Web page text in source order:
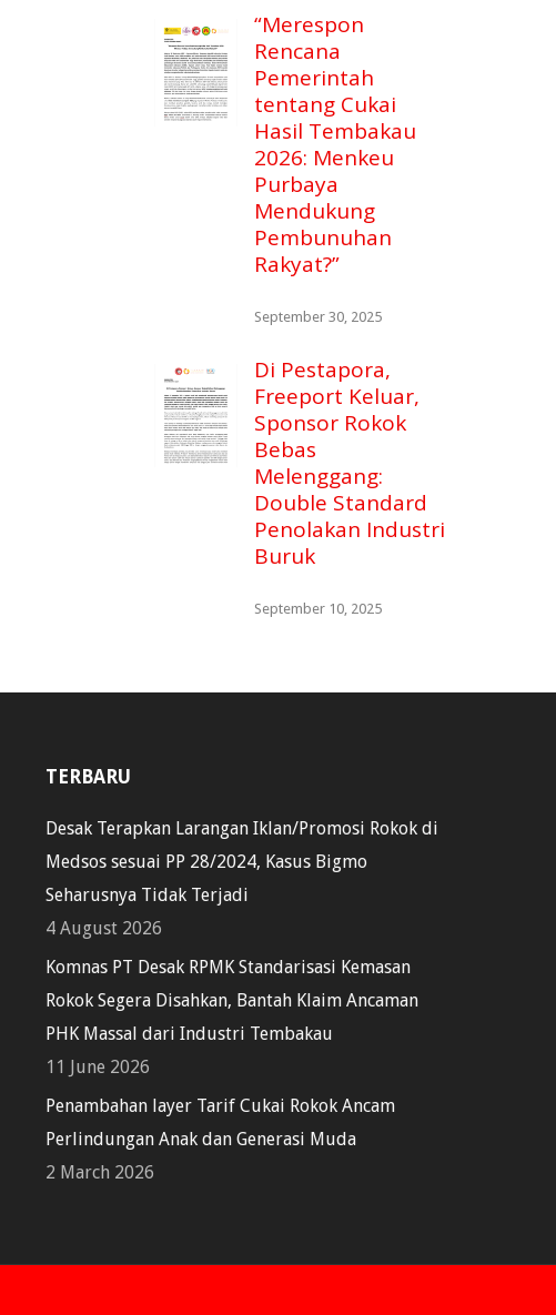
“Merespon
Rencana
Pemerintah
tentang Cukai
Hasil Tembakau
2026: Menkeu
Purbaya
Mendukung
Pembunuhan
Rakyat?”
September 30, 2025
Di Pestapora,
Freeport Keluar,
Sponsor Rokok
Bebas
Melenggang:
Double Standard
Penolakan Industri
Buruk
September 10, 2025
TERBARU
Desak Terapkan Larangan Iklan/Promosi Rokok di
Medsos sesuai PP 28/2024, Kasus Bigmo
Seharusnya Tidak Terjadi
4 August 2026
Komnas PT Desak RPMK Standarisasi Kemasan
Rokok Segera Disahkan, Bantah Klaim Ancaman
PHK Massal dari Industri Tembakau
11 June 2026
Penambahan layer Tarif Cukai Rokok Ancam
Perlindungan Anak dan Generasi Muda
2 March 2026